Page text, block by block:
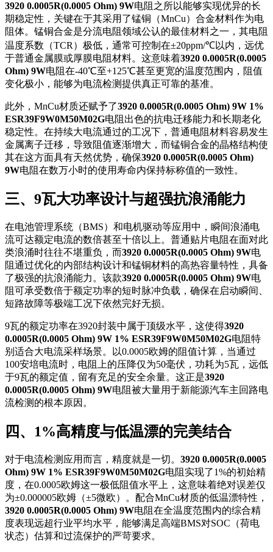
3920 0.0005R(0.0005 Ohm) 9W电阻之所以能够实现优异的长
期稳定性，关键在于其采用了锰铜（MnCu）合金材料作为电
阻体。锰铜合金是分流电阻领域公认的最佳材料之一，其电阻
温度系数（TCR）极低，通常可控制在±20ppm/℃以内，远优
于普通金属膜或厚膜电阻材料。这意味着3920 0.0005R(0.0005
Ohm) 9W电阻在-40℃至+125℃甚至更宽的温度范围内，阻值
变化极小，能够为电流检测提供真正可靠的基准。
此外，MnCu材质还赋予了3920 0.0005R(0.0005 Ohm) 9W 1%
ESR39F9W0M50M02G电阻出色的抗电迁移能力和长期老化
稳定性。在持续大电流通过的工况下，普通电阻材料容易发生
金属离子迁移，导致阻值逐渐增大，而锰铜合金的晶格结构使
其在这方面具有天然优势，确保3920 0.0005R(0.0005 Ohm)
9W电阻在数万小时的使用寿命内保持标称值的一致性。
三、9瓦大功率设计与超强抗浪涌能力
在电池管理系统（BMS）和电机驱动等应用中，瞬间浪涌电
流可达额定电流的数倍甚至十倍以上。普通贴片电阻在面对此
类浪涌时往往不堪重负，而3920 0.0005R(0.0005 Ohm) 9W电
阻通过优化的内部结构设计和锰铜材料的高热容量特性，具备
了极强的抗浪涌能力。该款3920 0.0005R(0.0005 Ohm) 9W电
阻可承受数倍于额定功率的短时脉冲负载，确保在启动瞬间、
短路故障等极端工况下依然完好无损。
9瓦的额定功率在3920封装中属于顶级水平，这使得3920
0.0005R(0.0005 Ohm) 9W 1% ESR39F9W0M50M02G电阻特
别适合大电流采样场景。以0.0005欧姆的阻值计算，当通过
100安培电流时，电阻上的压降仅为50毫伏，功耗为5瓦，远低
于9瓦的额定值，留有充足的安全余量。这正是3920
0.0005R(0.0005 Ohm) 9W电阻被大量用于新能源汽车主回路电
流检测的根本原因。
四、1%高精度与低温漂的完美结合
对于电流检测应用而言，精度就是一切。 3920 0.0005R(0.0005
Ohm) 9W 1% ESR39F9W0M50M02G电阻实现了1%的初始精
度，在0.0005欧姆这一极低阻值水平上，这意味着绝对误差仅
为±0.000005欧姆（±5微欧）。配合MnCu材质的低温漂特性，
3920 0.0005R(0.0005 Ohm) 9W电阻在全温度范围内的综合精
度表现远超行业平均水平，能够满足高端BMS对SOC（荷电
状态）估算和过流保护的严苛要求。